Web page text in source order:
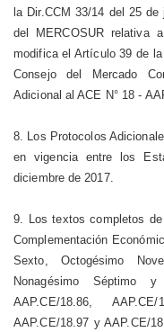
la Dir.CCM 33/14 del 25
del MERCOSUR relativa
modifica el Artículo 39 de
Consejo del Mercado
Adicional al ACE N° 18 -
8. Los Protocolos
en vigencia entre los
diciembre de 2017.
9. Los textos completos
Complementación
Sexto, Octogésimo
Nonagésimo Séptimo y
AAP.CE/18.86,
AAP.CE/18.97 y AAP.CE/